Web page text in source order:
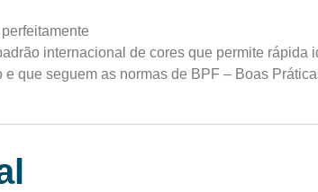
internacional de cores que permite
que seguem as normas de BPF – Boas